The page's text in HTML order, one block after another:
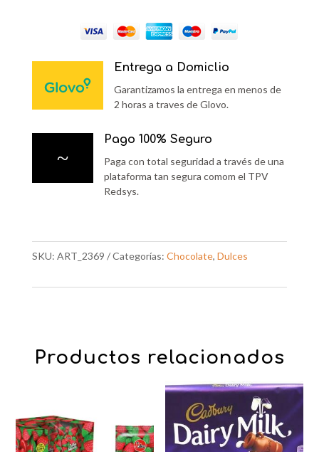
Entrega a Domiclio
Garantizamos la entrega en menos de
2 horas a traves de Glovo.
~
Pago 100% Seguro
Paga con total seguridad a través de una
plataforma tan segura comom el TPV
Redsys.
SKU: ART_2369 Categorías: Chocolate, Dulces
Productos relacionados